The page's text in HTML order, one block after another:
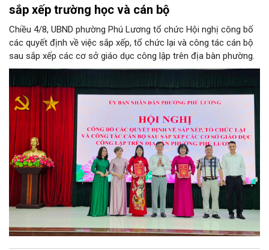
sắp xếp trường học và cán bộ
Chiều 4/8, UBND phường Phú Lương tổ chức Hội nghị công bố
các quyết định về việc sắp xếp, tổ chức lại và công tác cán bộ
sau sắp xếp các cơ sở giáo dục công lập trên địa bàn phường.